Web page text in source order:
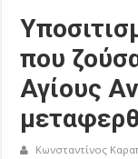
που
Αγίους
Κωνσταντίνος